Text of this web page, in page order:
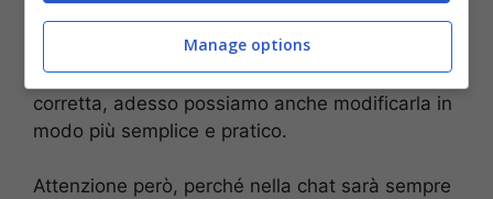
messaggi privati che inviamo proprioin direct
entro i 15 minuti dall’invio.Se prima, infatti,
potevamo solo cancellare e rinviare una frase
corretta, adesso possiamo anche modificarla in
modo più semplice e pratico.
Attenzione però, perché nella chat sarà sempre
Manage options